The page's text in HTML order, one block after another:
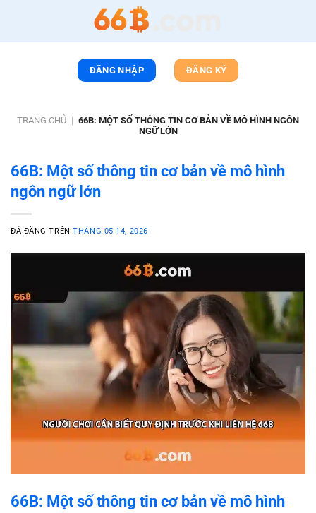
nội
ĐĂNG NHẬP ĐĂNG KÝ
TRANG CHỦ | 66B: MỘT SỐ THÔNG TIN CƠ BẢN VỀ MÔ HÌNH NGÔN
NGỮ LỚN
66B: Một số thông tin cơ bản về mô hình
ngôn ngữ lớn
ĐÃ ĐĂNG TRÊNTHÁNG 05 14, 2026
66B: Một số thông tin cơ bản về mô hình